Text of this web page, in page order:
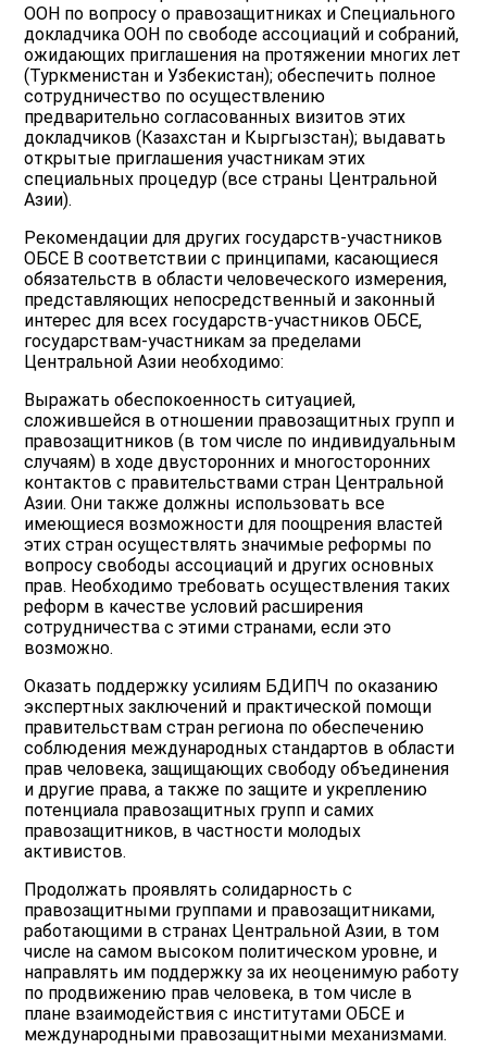
ООН по вопросу о правозащитниках и Специального
докладчика ООН по свободе ассоциаций и собраний,
ожидающих приглашения на протяжении многих лет
(Туркменистан и Узбекистан); обеспечить полное
сотрудничество по осуществлению
предварительно согласованных визитов этих
докладчиков (Казахстан и Кыргызстан); выдавать
открытые приглашения участникам этих
специальных процедур (все страны Центральной
Азии).
Рекомендации для других государств-участников
ОБСЕ В соответствии с принципами, касающиеся
обязательств в области человеческого измерения,
представляющих непосредственный и законный
интерес для всех государств-участников ОБСЕ,
государствам-участникам за пределами
Центральной Азии необходимо:
Выражать обеспокоенность ситуацией,
сложившейся в отношении правозащитных групп и
правозащитников (в том числе по индивидуальным
случаям) в ходе двусторонних и многосторонних
контактов с правительствами стран Центральной
Азии. Они также должны использовать все
имеющиеся возможности для поощрения властей
этих стран осуществлять значимые реформы по
вопросу свободы ассоциаций и других основных
прав. Необходимо требовать осуществления таких
реформ в качестве условий расширения
сотрудничества с этими странами, если это
возможно.
Оказать поддержку усилиям БДИПЧ по оказанию
экспертных заключений и практической помощи
правительствам стран региона по обеспечению
соблюдения международных стандартов в области
прав человека, защищающих свободу объединения
и другие права, а также по защите и укреплению
потенциала правозащитных групп и самих
правозащитников, в частности молодых
активистов.
Продолжать проявлять солидарность с
правозащитными группами и правозащитниками,
работающими в странах Центральной Азии, в том
числе на самом высоком политическом уровне, и
направлять им поддержку за их неоценимую работу
по продвижению прав человека, в том числе в
плане взаимодействия с институтами ОБСЕ и
международными правозащитными механизмами.